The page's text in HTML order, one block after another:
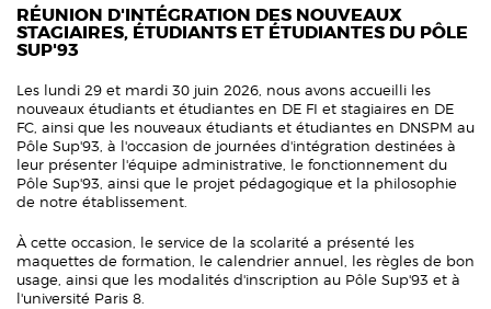
RÉUNION D'INTÉGRATION DES NOUVEAUX
STAGIAIRES, ÉTUDIANTS ET ÉTUDIANTES DU PÔLE
SUP'93
Les lundi 29 et mardi 30 juin 2026, nous avons accueilli les
nouveaux étudiants et étudiantes en DE FI et stagiaires en DE
FC, ainsi que les nouveaux étudiants et étudiantes en DNSPM au
Pôle Sup'93, à l'occasion de journées d'intégration destinées à
leur présenter l'équipe administrative, le fonctionnement du
Pôle Sup'93, ainsi que le projet pédagogique et la philosophie
de notre établissement.
À cette occasion, le service de la scolarité a présenté les
maquettes de formation, le calendrier annuel, les règles de bon
usage, ainsi que les modalités d'inscription au Pôle Sup'93 et à
l'université Paris 8.